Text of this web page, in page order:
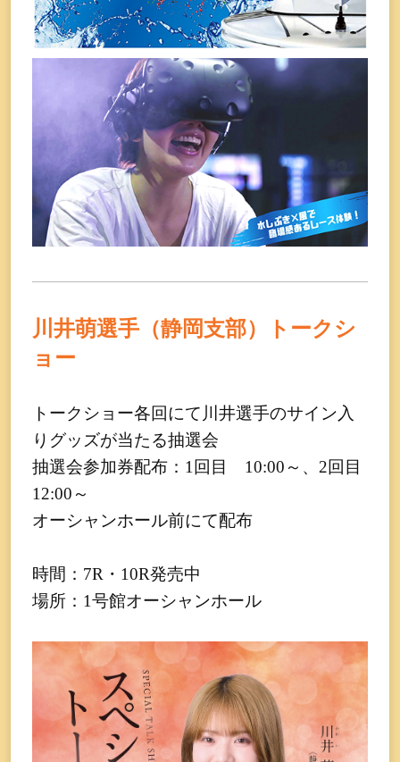
川井萌選手（静岡支部）トークシ
ョー
トークショー各回にて川井選手のサイン入
りグッズが当たる抽選会
抽選会参加券配布：1回目 10:00～、2回目
12:00～
オーシャンホール前にて配布
時間：7R・10R発売中
場所：1号館オーシャンホール